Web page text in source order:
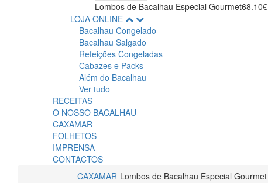
Lombos de Bacalhau Especial Gourmet68.10€
LOJA ONLINE
Bacalhau Congelado
Bacalhau Salgado
Refeições Congeladas
Cabazes e Packs
Além do Bacalhau
Ver tudo
RECEITAS
O NOSSO BACALHAU
CAXAMAR
FOLHETOS
IMPRENSA
CONTACTOS
CAXAMAR Lombos de Bacalhau Especial Gourmet